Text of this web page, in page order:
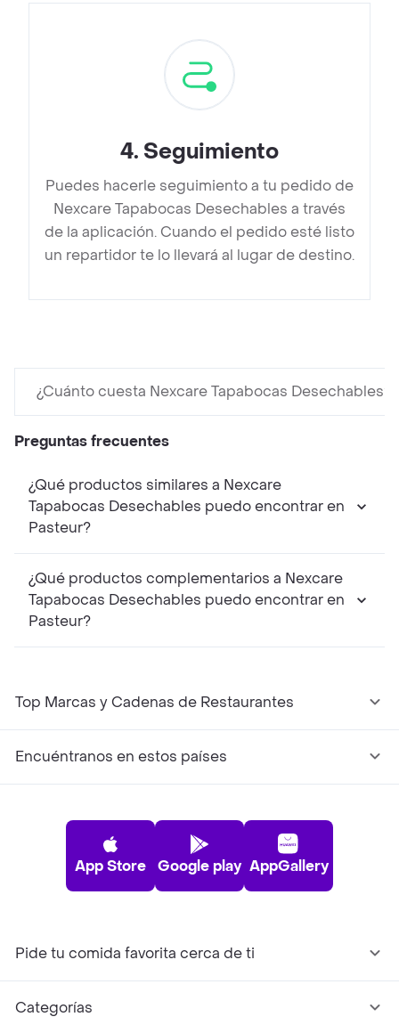
4. Seguimiento
Puedes hacerle seguimiento a tu pedido de
Nexcare Tapabocas Desechables a través
de la aplicación. Cuando el pedido esté listo
un repartidor te lo llevará al lugar de destino.
¿Cuánto cuesta Nexcare Tapabocas Desechables?
Preguntas frecuentes
¿Qué productos similares a Nexcare
Tapabocas Desechables puedo encontrar en
Pasteur?
¿Qué productos complementarios a Nexcare
Tapabocas Desechables puedo encontrar en
Pasteur?
Top Marcas y Cadenas de Restaurantes
Encuéntranos en estos países
App Store Google play AppGallery
Pide tu comida favorita cerca de ti
Categorías